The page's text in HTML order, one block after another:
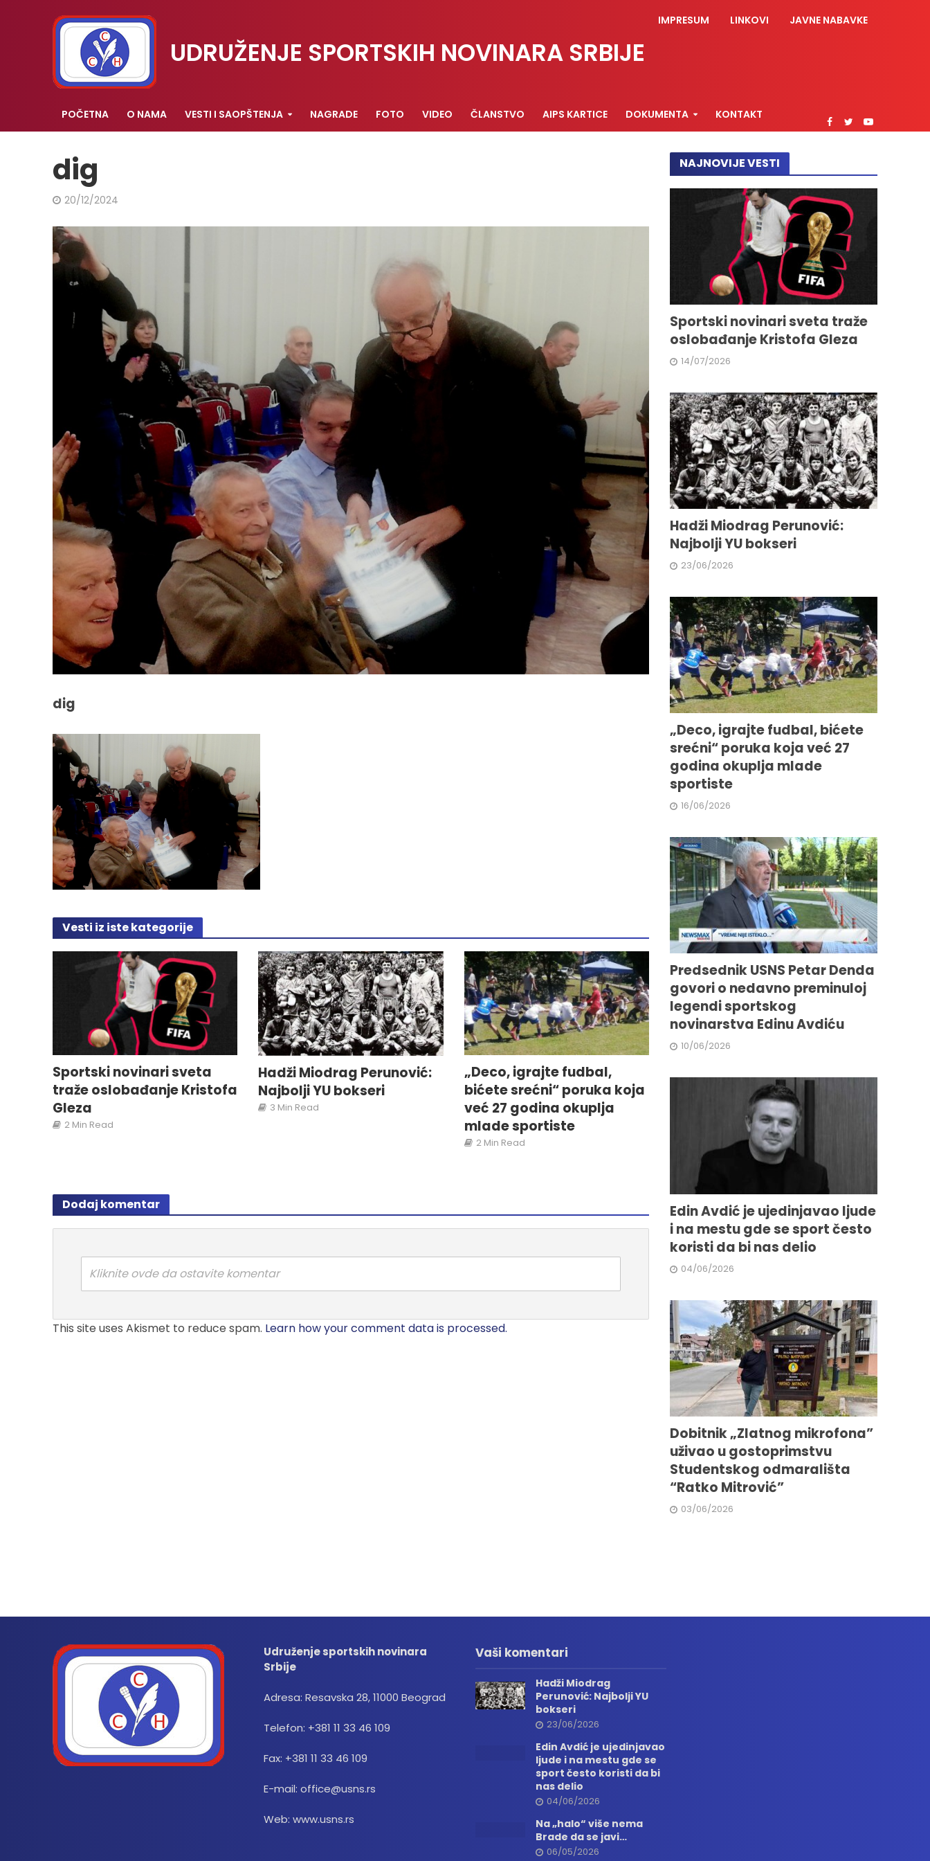
UDRUŽENJE SPORTSKIH NOVINARA SRBIJE
IMPRESUM LINKOVI JAVNE NABAVKE
POČETNA O NAMA VESTI I SAOPŠTENJA NAGRADE FOTO VIDEO ČLANSTVO AIPS KARTICE DOKUMENTA KONTAKT
dig
20/12/2024
dig
Vesti iz iste kategorije
Sportski novinari sveta
traže oslobađanje Kristofa
Gleza
2 Min Read
Hadži Miodrag Perunović:
Najbolji YU bokseri
3 Min Read
„Deco, igrajte fudbal,
bićete srećni“ poruka koja
već 27 godina okuplja
mlade sportiste
2 Min Read
Dodaj komentar
Kliknite ovde da ostavite komentar
This site uses Akismet to reduce spam. Learn how your comment data is processed.
NAJNOVIJE VESTI
Sportski novinari sveta traže
oslobađanje Kristofa Gleza
14/07/2026
Hadži Miodrag Perunović:
Najbolji YU bokseri
23/06/2026
„Deco, igrajte fudbal, bićete
srećni“ poruka koja već 27
godina okuplja mlade
sportiste
16/06/2026
Predsednik USNS Petar Denda
govori o nedavno preminuloj
legendi sportskog
novinarstva Edinu Avdiću
10/06/2026
Edin Avdić je ujedinjavao ljude
i na mestu gde se sport često
koristi da bi nas delio
04/06/2026
Dobitnik „Zlatnog mikrofona”
uživao u gostoprimstvu
Studentskog odmarališta
“Ratko Mitrović”
03/06/2026
Udruženje sportskih novinara
Srbije
Adresa: Resavska 28, 11000 Beograd
Telefon: +381 11 33 46 109
Fax: +381 11 33 46 109
E-mail: office@usns.rs
Web: www.usns.rs
Vaši komentari
Hadži Miodrag
Perunović: Najbolji YU
bokseri
23/06/2026
Edin Avdić je ujedinjavao
ljude i na mestu gde se
sport često koristi da bi
nas delio
04/06/2026
Na „halo“ više nema
Brade da se javi…
06/05/2026